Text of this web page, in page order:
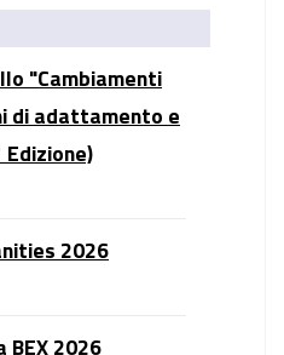
"Cambiamenti
di adattamento e
2026
BEX 2026